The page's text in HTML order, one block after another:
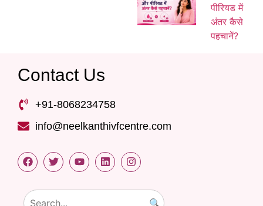
पीरियड में
अंतर कैसे
पहचानें?
Contact Us
+91-8068234758
info@neelkanthivfcentre.com
🔍